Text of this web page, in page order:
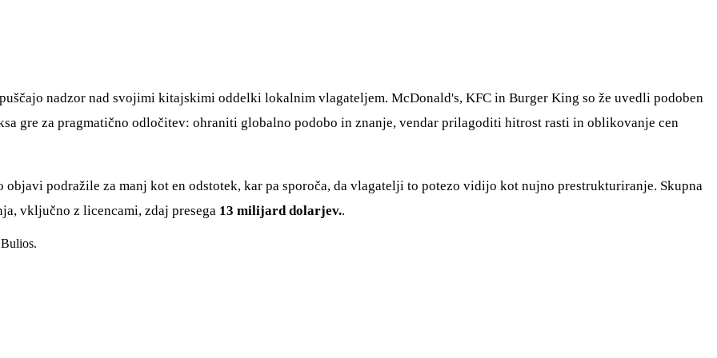
nadzor nad svojimi kitajskimi oddelki lokalnim vlagateljem. McDonald's, KFC in Burger King so že uvedli podoben
gre za pragmatično odločitev: ohraniti globalno podobo in znanje, vendar prilagoditi hitrost rasti in oblikovanje cen
podražile za manj kot en odstotek, kar pa sporoča, da vlagatelji to potezo vidijo kot nujno prestrukturiranje. Skupna
vključno z licencami, zdaj presega 13 milijard dolarjev..